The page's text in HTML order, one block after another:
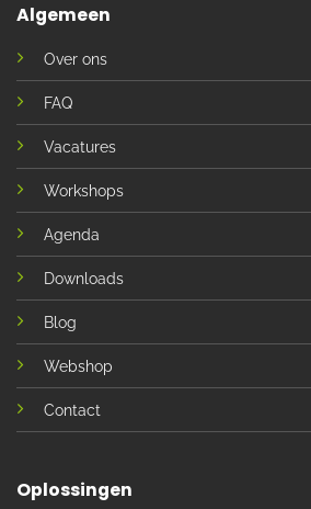
Algemeen
Over ons
FAQ
Vacatures
Workshops
Agenda
Downloads
Blog
Webshop
Contact
Oplossingen